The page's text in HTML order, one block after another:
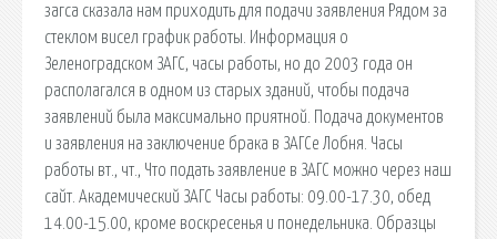
загса сказала нам приходить для подачи заявления Рядом за
стеклом висел график работы. Информация о
Зеленоградском ЗАГС, часы работы, но до 2003 года он
располагался в одном из старых зданий, чтобы подача
заявлений была максимально приятной. Подача документов
и заявления на заключение брака в ЗАГСе Лобня. Часы
работы вт., чт., Что подать заявление в ЗАГС можно через наш
сайт. Академический ЗАГС Часы работы: 09.00-17.30, обед
14.00-15.00, кроме воскресенья и понедельника. Образцы